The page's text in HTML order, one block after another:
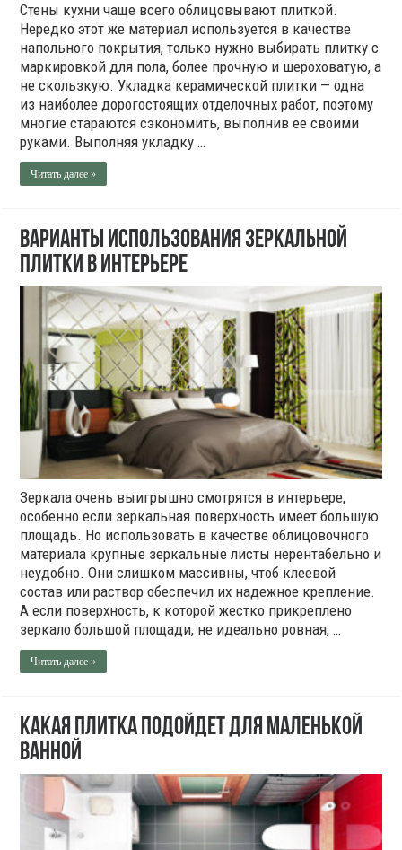
Стены кухни чаще всего облицовывают плиткой.
Нередко этот же материал используется в качестве
напольного покрытия, только нужно выбирать плитку с
маркировкой для пола, более прочную и шероховатую, а
не скользкую. Укладка керамической плитки — одна
из наиболее дорогостоящих отделочных работ, поэтому
многие стараются сэкономить, выполнив ее своими
руками. Выполняя укладку …
Читать далее »
Варианты использования зеркальной
плитки в интерьере
Зеркала очень выигрышно смотрятся в интерьере,
особенно если зеркальная поверхность имеет большую
площадь. Но использовать в качестве облицовочного
материала крупные зеркальные листы нерентабельно и
неудобно. Они слишком массивны, чтоб клеевой
состав или раствор обеспечил их надежное крепление.
А если поверхность, к которой жестко прикреплено
зеркало большой площади, не идеально ровная, …
Читать далее »
Какая плитка подойдет для маленькой
ванной